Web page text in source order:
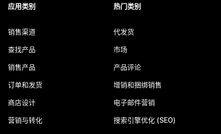
应用类别
销售渠道
查找产品
销售产品
订单和发货
商店设计
营销与转化
热门类别
代发货
市场
产品评论
增销和捆绑销售
电子邮件营销
搜索引擎优化 (SEO)